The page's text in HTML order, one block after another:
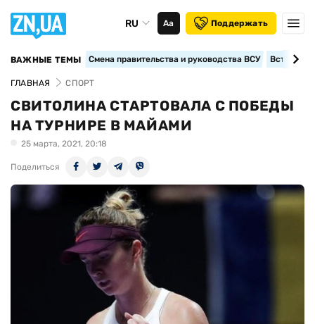
RU Аа Поддержать
ВАЖНЫЕ ТЕМЫ Смена правительства и руководства ВСУ
ГЛАВНАЯ СПОРТ
СВИТОЛИНА СТАРТОВАЛА С ПОБЕДЫ
НА ТУРНИРЕ В МАЙАМИ
25 марта, 2021, 20:18
Поделиться